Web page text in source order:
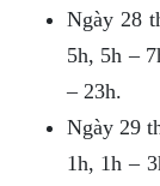
Ngày 28
5h, 5h –
– 23h.
Ngày 29
1h, 1h –